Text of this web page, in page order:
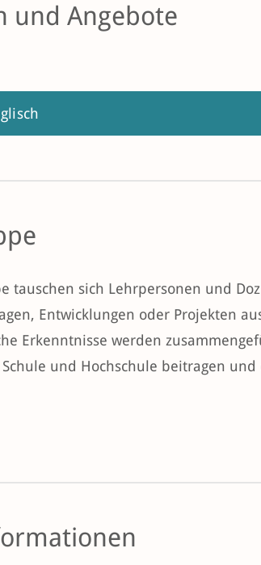
und Angebote
tauschen sich Lehrpersonen und
Entwicklungen oder Projekten
Erkenntnisse werden
und Hochschule beitragen